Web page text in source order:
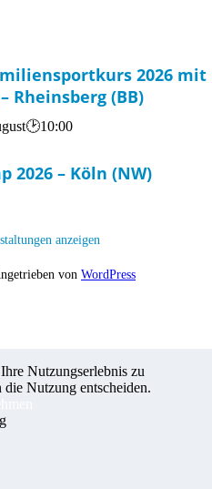
2026 mit
Rheinsberg (BB)
2026 – Köln (NW)
anzeigen
von WordPress
Nutzungserlebnis zu
die Nutzung entscheiden.